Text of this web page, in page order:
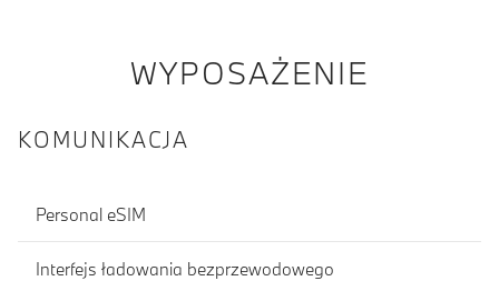
WYPOSAŻENIE
KOMUNIKACJA
Personal eSIM
Interfejs ładowania bezprzewodowego